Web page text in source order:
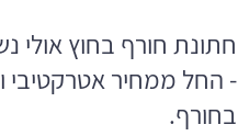
חתונת חורף בחוץ
- החל ממחיר אטרקטיבי
בחורף.